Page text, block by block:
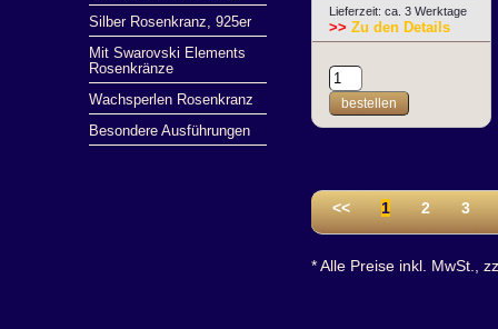
Silber Rosenkranz, 925er
Mit Swarovski Elements
Rosenkränze
Wachsperlen Rosenkranz
Besondere Ausführungen
Lieferzeit: ca. 3 Werktage
>> Zu den Details
bestellen
<< 1 2 3
* Alle Preise inkl. MwSt.,